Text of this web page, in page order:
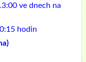
ve dnech na
hodin